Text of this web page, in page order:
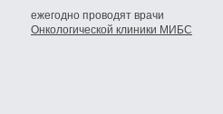
ежегодно проводят врачи
Онкологической клиники МИБС